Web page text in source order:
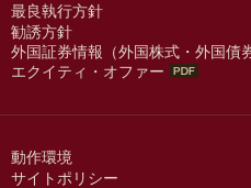
最良執行方針
勧誘方針
外国証券情報（外国株式・外国債
エクイティ・オファー
動作環境
サイトポリシー